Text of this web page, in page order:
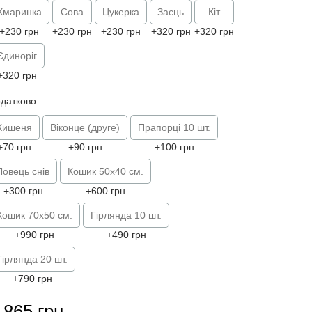
+230 грн
Сова
+230 грн
Цукерка
+230 грн
Заєць
+320 грн
Кіт
+320 грн
грн
грн
Віконце (друге)
+90 грн
Прапорці 10 шт.
+100 грн
снів
+300 грн
Кошик 50х40 см.
+600 грн
70х50 см.
+990 грн
Гірлянда 10 шт.
+490 грн
20 шт.
+790 грн